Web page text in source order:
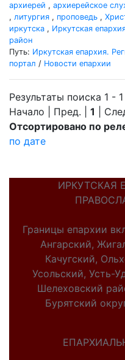
архиерей , архиерейское
, литургия , проповедь ,
иркутска , Иркутская
район
Путь: Иркутская епархия.
портал / Новости епархии
Результаты поиска 1 - 1
Начало | Пред. | 1 |
Отсортировано по
по дате
ИРКУТСКАЯ
Границы епархии
Ангарский,
Качугский,
Усольский, Усть-
Шелеховский
Бурятский